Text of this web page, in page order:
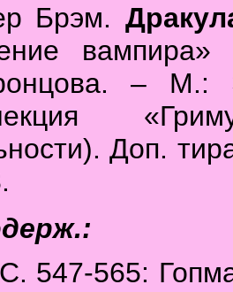
Брэм.
–
Доп.
С. 547-565: